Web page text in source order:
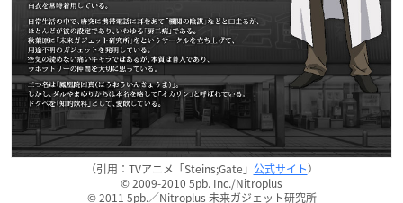
（引用：TVアニメ「Steins;Gate」 公式サイト）
© 2009-2010 5pb. Inc./Nitroplus
© 2011 5pb.／Nitroplus 未来ガジェット研究所